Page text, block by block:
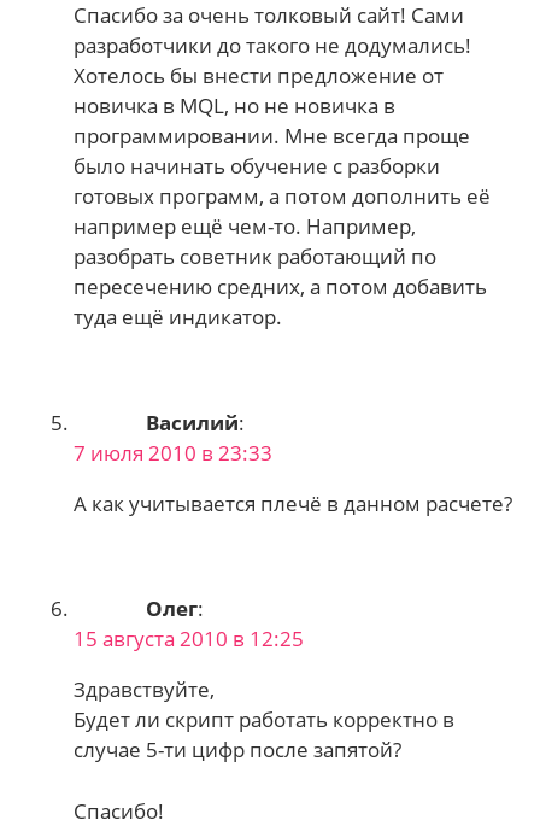
Спасибо за очень толковый сайт! Сами
разработчики до такого не додумались!
Хотелось бы внести предложение от
новичка в MQL, но не новичка в
программировании. Мне всегда проще
было начинать обучение с разборки
готовых программ, а потом дополнить её
например ещё чем-то. Например,
разобрать советник работающий по
пересечению средних, а потом добавить
туда ещё индикатор.
Василий:
7 июля 2010 в 23:33
А как учитывается плечё в данном расчете?
Олег:
15 августа 2010 в 12:25
Здравствуйте,
Будет ли скрипт работать корректно в
случае 5-ти цифр после запятой?
Спасибо!